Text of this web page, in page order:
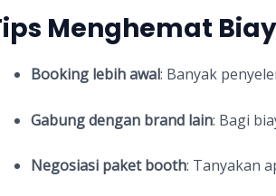
Menghemat
Booking lebih awal: Banyak
Gabung dengan brand lain: Bagi
Negosiasi paket booth: Tanyakan